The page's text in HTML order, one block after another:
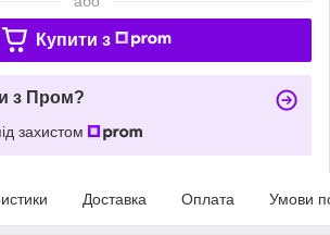
Купити з
з Пром?
захистом
Доставка Оплата Умови